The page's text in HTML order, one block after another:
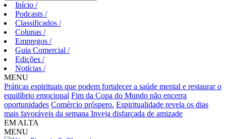
Início /
Podcasts /
Classificados /
Colunas /
Empregos /
Guia Comercial /
Edições /
Notícias /
MENU
Práticas espirituais que podem fortalecer a saúde mental e restaurar o
equilíbrio emocional Fim da Copa do Mundo não encerra
oportunidades Comércio próspero. Espiritualidade revela os dias
mais favoráveis da semana Inveja disfarçada de amizade
EM ALTA
MENU